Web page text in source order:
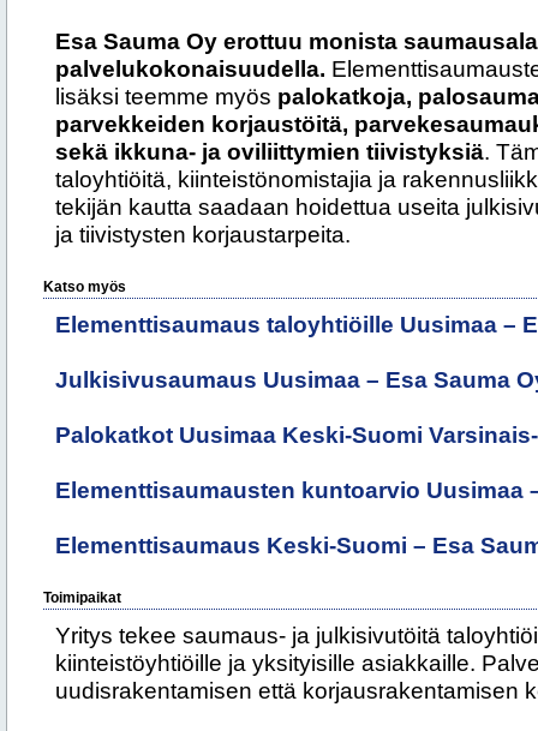
Esa Sauma Oy erottuu monista
palvelukokonaisuudella.
lisäksi teemme myös palokatkoja,
parvekkeiden korjaustöitä,
sekä ikkuna- ja oviliittymien tiivistyksiä.
taloyhtiöitä, kiinteistönomistajia ja
tekijän kautta saadaan hoidettua useita
ja tiivistysten korjaustarpeita.
Katso myös
Elementtisaumaus taloyhtiöille Uusimaa –
Julkisivusaumaus Uusimaa – Esa Sauma
Palokatkot Uusimaa Keski-Suomi
Elementtisaumausten kuntoarvio Uusimaa
Elementtisaumaus Keski-Suomi – Esa
Toimipaikat
Yritys tekee saumaus- ja julkisivutöitä
kiinteistöyhtiöille ja yksityisille asiakkaille.
uudisrakentamisen että korjausrakentamisen